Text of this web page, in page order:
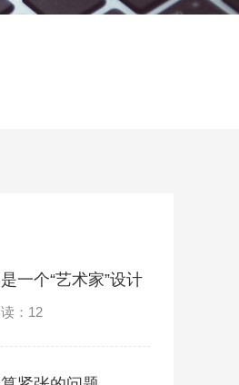
一个“艺术家”设计
：12